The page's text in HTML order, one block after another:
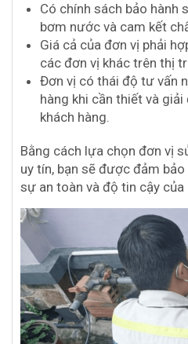
Có chính sách bảo hành
bơm nước và cam kết
Giá cả của đơn vị phải
các đơn vị khác trên thị
Đơn vị có thái độ tư vấn
hàng khi cần thiết và
khách hàng.
Bằng cách lựa chọn đơn vị
uy tín, bạn sẽ được đảm
sự an toàn và độ tin cậy